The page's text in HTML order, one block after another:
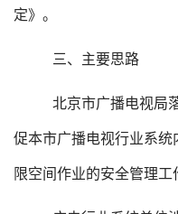
定》。
三、主要思路
北京市广播电视局
促本市广播电视行业系
限空间作业的安全管理工